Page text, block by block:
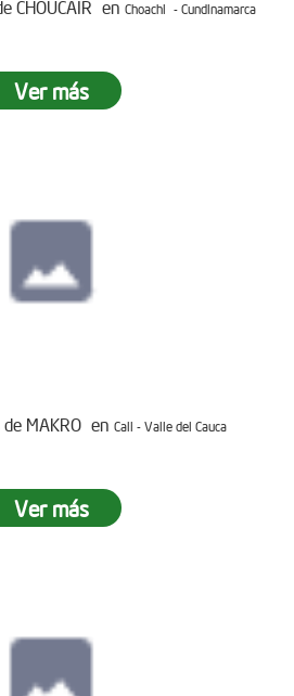
CHOUCAIR en Choachi - Cundinamarca
Ver más
MAKRO en Cali - Valle del Cauca
Ver más